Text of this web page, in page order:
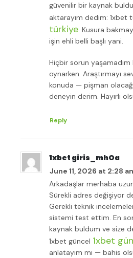
güvenilir bir kaynak
aktarayım dedim: 1xbet
türkiye. Kusura
işin ehli belli başlı yani.
Hiçbir sorun
oynarken. Araştırmayı
konuda — pişman
deneyin derim. Hayırlı
Reply
1xbet giris_mhOa
June 11, 2026 at 2:28
Arkadaşlar merhaba
Sürekli adres değişiyor
Gerekli teknik
sistemi test ettim. En
kaynak buldum ve size
1xbet güncel 1xbet
anlatayım mı — bahis